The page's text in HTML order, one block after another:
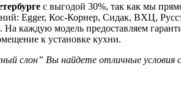
с выгодой 30%, так как мы
Egger, Кос-Корнер, Сидак, ВХЦ,
каждую модель предоставляем
к установке кухни.
слон” Вы найдете отличные условия